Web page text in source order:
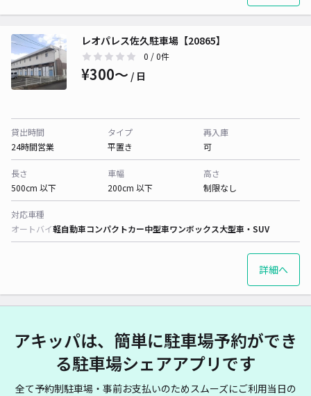
レオパレス佐久駐車場【20865】
0 / 0件
¥300〜 / 日
貸出時間
24時間営業
タイプ
平置き
再入庫
可
長さ
500cm 以下
車幅
200cm 以下
高さ
制限なし
対応車種
オートバイ軽自動車コンパクトカー中型車ワンボックス大型車・SUV
詳細へ
アキッパは、簡単に駐車場予約ができ
る駐車場シェアアプリです
全て予約制駐車場・事前お支払いのためスムーズにご利用当日の